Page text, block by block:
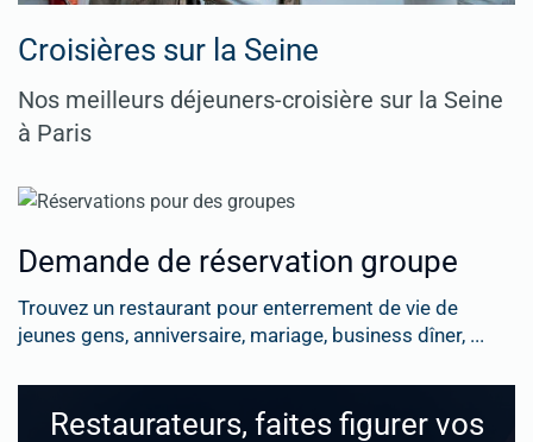
Croisières sur la Seine
Nos meilleurs déjeuners-croisière sur la Seine
à Paris
Demande de réservation groupe
Trouvez un restaurant pour enterrement de vie de
jeunes gens, anniversaire, mariage, business dîner, ...
Restaurateurs, faites figurer vos